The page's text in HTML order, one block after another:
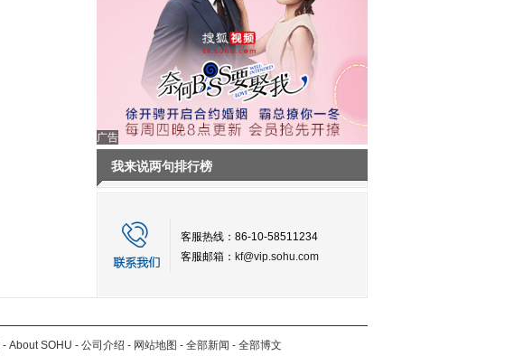
广告
我来说两句排行榜
客服热线：86-10-58511234
客服邮箱： kf@vip.sohu.com
- About SOHU - 公司介绍 - 网站地图 - 全部新闻 - 全部博文